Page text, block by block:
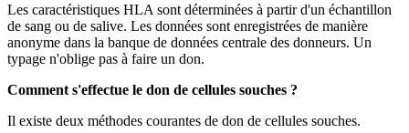
Les caractéristiques HLA sont déterminées à partir d'un échantillon
de sang ou de salive. Les données sont enregistrées de manière
anonyme dans la banque de données centrale des donneurs. Un
typage n'oblige pas à faire un don.
Comment s'effectue le don de cellules souches ?
Il existe deux méthodes courantes de don de cellules souches.